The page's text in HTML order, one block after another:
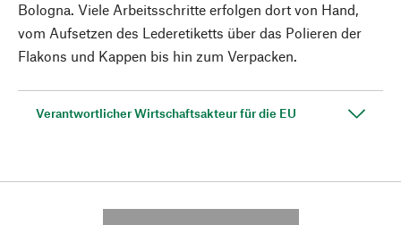
Bologna. Viele Arbeitsschritte erfolgen dort von Hand,
vom Aufsetzen des Lederetiketts über das Polieren der
Flakons und Kappen bis hin zum Verpacken.
Verantwortlicher Wirtschaftsakteur für die EU